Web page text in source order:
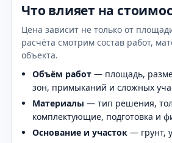
Что влияет на
Цена зависит не только от
расчёта смотрим состав работ,
объекта.
Объём работ — площадь,
зон, примыканий и сложных
Материалы — тип решения,
комплектующие, подготовка и
Основание и участок — грунт,